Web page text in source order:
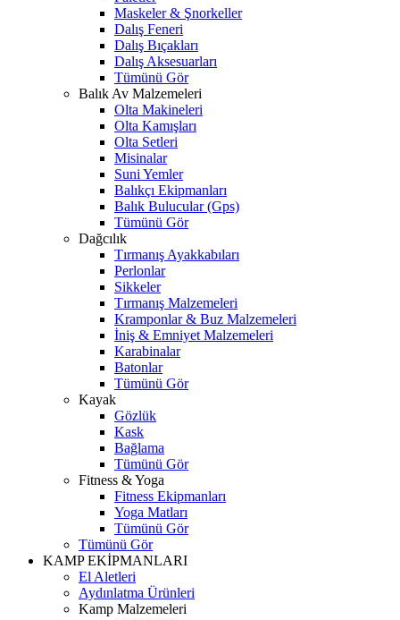
Maskeler & Şnorkeller
Dalış Feneri
Dalış Bıçakları
Dalış Aksesuarları
Tümünü Gör
Balık Av Malzemeleri
Olta Makineleri
Olta Kamışları
Olta Setleri
Misinalar
Suni Yemler
Balıkçı Ekipmanları
Balık Bulucular (Gps)
Tümünü Gör
Dağcılık
Tırmanış Ayakkabıları
Perlonlar
Sikkeler
Tırmanış Malzemeleri
Kramponlar & Buz Malzemeleri
İniş & Emniyet Malzemeleri
Karabinalar
Batonlar
Tümünü Gör
Kayak
Gözlük
Kask
Bağlama
Tümünü Gör
Fitness & Yoga
Fitness Ekipmanları
Yoga Matları
Tümünü Gör
Tümünü Gör
KAMP EKİPMANLARI
El Aletleri
Aydınlatma Ürünleri
Kamp Malzemeleri